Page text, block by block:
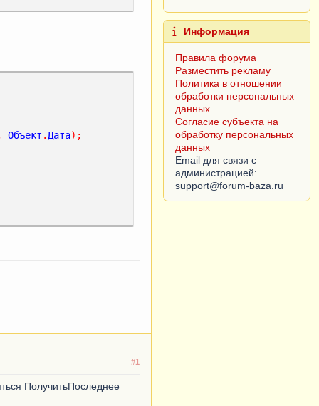
Объект . Дата);
#1
ПолучитьПоследнее
Информация
Правила форума
Разместить рекламу
Политика в отношении
обработки персональных
данных
Согласие субъекта на
обработку персональных
данных
Email для связи с
администрацией: